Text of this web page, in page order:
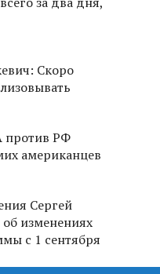
Скоро
против РФ
американцев
Сергей
об изменениях
с 1 сентября